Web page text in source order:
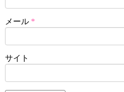
メール *
サイト